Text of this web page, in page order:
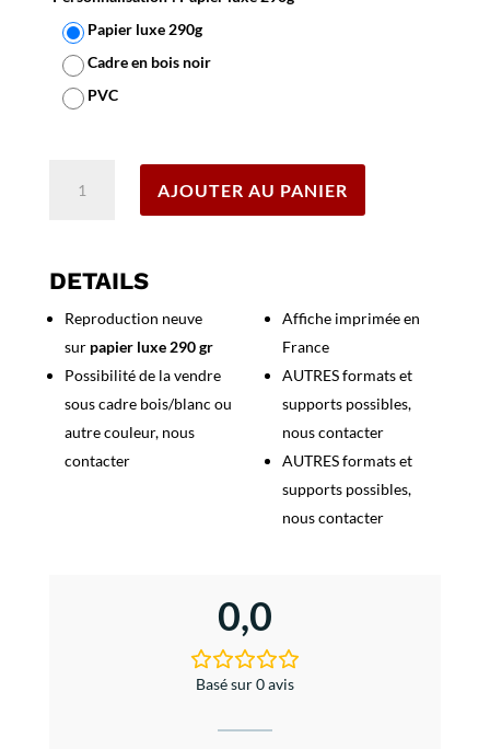
Papier luxe 290g
Cadre en bois noir
PVC
Nicolas
Nectar
Glouglou
AJOUTER AU PANIER
DETAILS
Reproduction neuve
sur papier luxe 290 gr
Possibilité de la vendre
sous cadre bois/blanc ou
autre couleur, nous
contacter
Affiche imprimée en
France
AUTRES formats et
supports possibles,
nous contacter
AUTRES formats et
supports possibles,
nous contacter
0,0
Basé sur 0 avis